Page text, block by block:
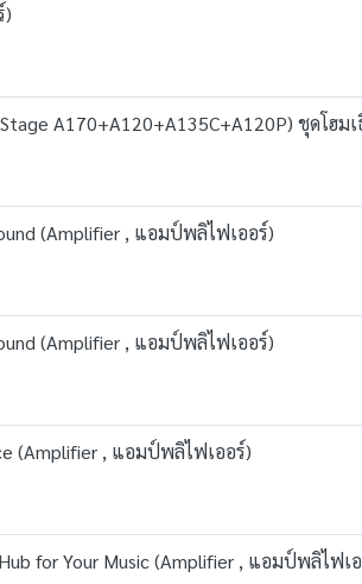
)
A170+A120+A135C+A120P) ชุดโฮมเ
(Amplifier , แอมป์พลิไฟเออร์)
(Amplifier , แอมป์พลิไฟเออร์)
(Amplifier , แอมป์พลิไฟเออร์)
for Your Music (Amplifier , แอมป์พลิไฟเ